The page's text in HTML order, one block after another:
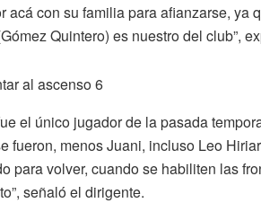
acá con su familia para afianzarse, ya
Quintero) es nuestro del club”,
el único jugador de la pasada
fueron, menos Juani, incluso Leo
para volver, cuando se habiliten las
señaló el dirigente.